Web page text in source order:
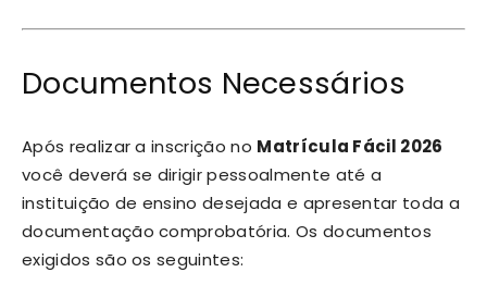
Documentos Necessários
Após realizar a inscrição no Matrícula Fácil 2026
você deverá se dirigir pessoalmente até a
instituição de ensino desejada e apresentar toda a
documentação comprobatória. Os documentos
exigidos são os seguintes: